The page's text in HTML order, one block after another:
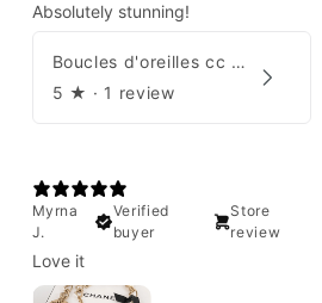
Absolutely stunning!
Boucles d'oreilles cc Chanel
5 ★ · 1 review
Myrna
J.
Verified
buyer
Store
review
Love it